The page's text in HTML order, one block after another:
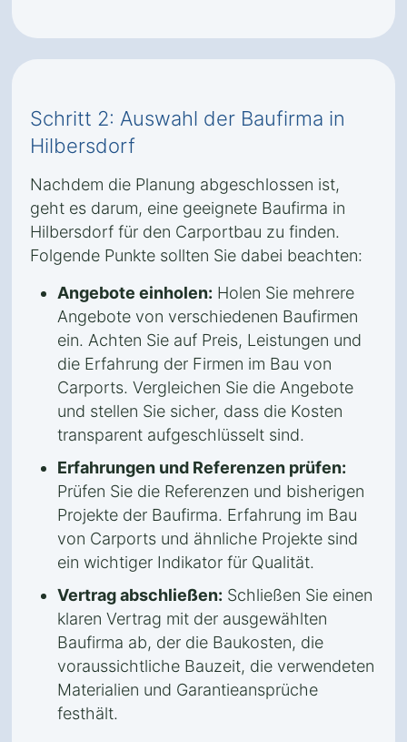
Schritt 2: Auswahl der Baufirma in
Hilbersdorf
Nachdem die Planung abgeschlossen ist,
geht es darum, eine geeignete Baufirma in
Hilbersdorf für den Carportbau zu finden.
Folgende Punkte sollten Sie dabei beachten:
Angebote einholen: Holen Sie mehrere
Angebote von verschiedenen Baufirmen
ein. Achten Sie auf Preis, Leistungen und
die Erfahrung der Firmen im Bau von
Carports. Vergleichen Sie die Angebote
und stellen Sie sicher, dass die Kosten
transparent aufgeschlüsselt sind.
Erfahrungen und Referenzen prüfen:
Prüfen Sie die Referenzen und bisherigen
Projekte der Baufirma. Erfahrung im Bau
von Carports und ähnliche Projekte sind
ein wichtiger Indikator für Qualität.
Vertrag abschließen: Schließen Sie einen
klaren Vertrag mit der ausgewählten
Baufirma ab, der die Baukosten, die
voraussichtliche Bauzeit, die verwendeten
Materialien und Garantieansprüche
festhält.